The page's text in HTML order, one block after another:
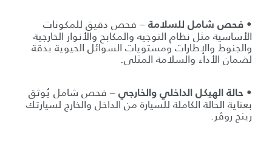
• فحص شامل للسلامة – فحص دقيق للمكونات
الأساسية مثل نظام التوجيه والمكابح والأنوار الخارجية
والجنوط والإطارات ومستويات السوائل الحيوية بدقة
لضمان الأداء والسلامة المثلى.
• حالة الهيكل الداخلي والخارجي – فحص شامل يُوثق
بعناية الحالة الكاملة للسيارة من الداخل والخارج لسيارتك
رينج روڤر.